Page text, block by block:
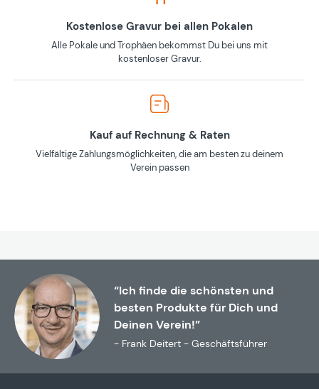
Kostenlose Gravur bei allen Pokalen
Alle Pokale und Trophäen bekommst Du bei uns mit
kostenloser Gravur.
Kauf auf Rechnung & Raten
Vielfältige Zahlungsmöglichkeiten, die am besten zu deinem
Verein passen
“Ich finde die schönsten und
besten Produkte für Dich und
Deinen Verein!”
- Frank Deitert - Geschäftsführer